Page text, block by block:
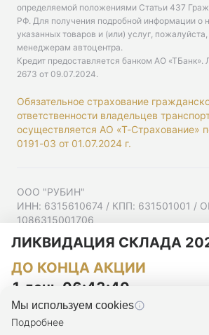
определяемой положениями Статьи 437
РФ. Для получения подробной информации о
указанных товаров и (или) услуг,
менеджерам автоцентра.
Кредит предоставляется банком АО «ТБанк».
2673 от 09.07.2024.
Обязательное страхование
ответственности владельцев
осуществляется АО «Т-Страхование»
0191-03 от 01.07.2024 г.
ООО "РУБИН"
ИНН: 6315610674 / КПП: 631501001 /
1086315001706
Ульяновская ул, д. 52/55, помещ. 9-18
Согласие на рекламную рассылку
Политика конфиденциальности
Мы используем cookies
Подробнее
ЛИКВИДАЦИЯ СКЛАДА
ДО КОНЦА АКЦИИ
1 день 06:42:39
Оставить заявку